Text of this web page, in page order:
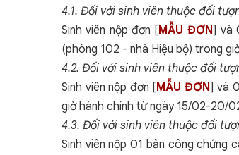
4.1. Đối với sinh viên thuộc đối
Sinh viên nộp đơn [MẪU ĐƠN] và
(phòng 102 - nhà Hiệu bộ) trong
4.2. Đối với sinh viên thuộc đối
Sinh viên nộp đơn [MẪU ĐƠN] và
giờ hành chính từ ngày 15/02-20/
4.3. Đối với sinh viên thuộc đối
Sinh viên nộp 01 bản công chứng